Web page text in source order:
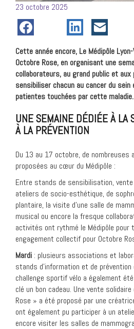
Posté
le
23 octobre 2025
Cette année encore, Le Médipôle
Octobre Rose, en organisant une
collaborateurs, au grand public et
sensibiliser chacun au cancer du
patientes touchées par cette maladie.
UNE SEMAINE DÉDIÉE À LA
À LA PRÉVENTION
Du 13 au 17 octobre, de
proposées au cœur du Médipôle :
Entre stands de sensibilisation,
ateliers de socio-esthétique, de
plantaire, la visite d’une salle de
musical ou encore la fresque
activités ont rythmé le Médipôle pour
engagement collectif pour Octobre
Mardi : plusieurs associations et
stands d’information et de prévention
challenge sportif vélo a également
clé un bon cadeau. Une vente
Rose » a été proposé par une
ont également pu participer à un
encore visiter les salles de